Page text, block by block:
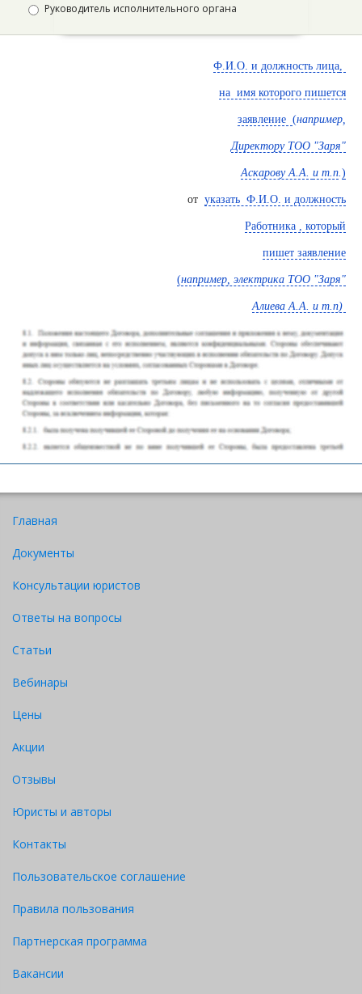
Руководитель исполнительного органа
Ф.И.О. и должность лица
на имя которого пишется
заявление (например,
Директору ТОО "Заря"
Аскарову А.А. и т.п )
от указать Ф.И.О. и должность
Работника , который
пишет заявление
(например, электрика ТОО "Заря"
Алиева А.А. и т.п)
Скачать
Главная
Документы
Консультации юристов
Ответы на вопросы
Статьи
Вебинары
Цены
Акции
Отзывы
Юристы и авторы
Контакты
Пользовательское соглашение
Правила пользования
Партнерская программа
Вакансии